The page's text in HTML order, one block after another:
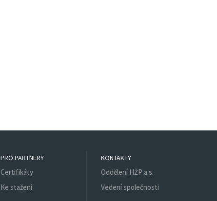
PRO PARTNERY
Certifikáty
Ke stažení
KONTAKTY
Oddělení HŽP a.s.
Vedení společnosti